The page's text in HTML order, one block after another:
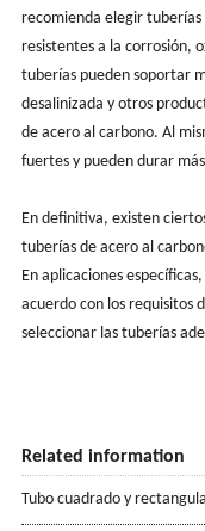
recomienda elegir tuberías
resistentes a la corrosión,
tuberías pueden soportar
desalinizada y otros
de acero al carbono. Al
fuertes y pueden durar
En definitiva, existen
tuberías de acero al
En aplicaciones
acuerdo con los requisitos
seleccionar las tuberías
Related information
Tubo cuadrado y